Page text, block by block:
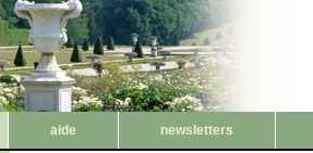
aide
newsletters